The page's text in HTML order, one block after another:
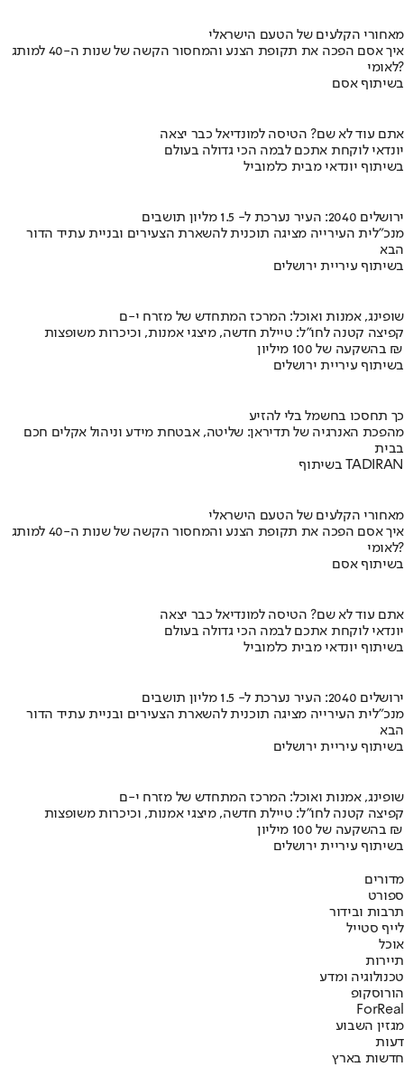
מאחורי הקלעים של הטעם הישראלי
איך אסם הפכה את תקופת הצנע והמחסור הקשה של שנות ה-40 למותג
לאומי?
בשיתוף אסם
אתם עוד לא שם? הטיסה למונדיאל כבר יצאה
יונדאי לוקחת אתכם לבמה הכי גדולה בעולם
בשיתוף יונדאי מבית כלמוביל
ירושלים 2040: העיר נערכת ל- 1.5 מליון תושבים
מנכ"לית העירייה מציגה תוכנית להשארת הצעירים ובניית עתיד הדור
הבא
בשיתוף עיריית ירושלים
שופינג, אמנות ואוכל: המרכז המתחדש של מזרח י-ם
קפיצה קטנה לחו"ל: טיילת חדשה, מיצגי אמנות, וכיכרות משופצות
בהשקעה של 100 מיליון ₪
בשיתוף עיריית ירושלים
כך תחסכו בחשמל בלי להזיע
מהפכת האנרגיה של תדיראן: שליטה, אבטחת מידע וניהול אקלים חכם
בבית
בשיתוף TADIRAN
מאחורי הקלעים של הטעם הישראלי
איך אסם הפכה את תקופת הצנע והמחסור הקשה של שנות ה-40 למותג
לאומי?
בשיתוף אסם
אתם עוד לא שם? הטיסה למונדיאל כבר יצאה
יונדאי לוקחת אתכם לבמה הכי גדולה בעולם
בשיתוף יונדאי מבית כלמוביל
ירושלים 2040: העיר נערכת ל- 1.5 מליון תושבים
מנכ"לית העירייה מציגה תוכנית להשארת הצעירים ובניית עתיד הדור
הבא
בשיתוף עיריית ירושלים
שופינג, אמנות ואוכל: המרכז המתחדש של מזרח י-ם
קפיצה קטנה לחו"ל: טיילת חדשה, מיצגי אמנות, וכיכרות משופצות
בהשקעה של 100 מיליון ₪
בשיתוף עיריית ירושלים
מדורים
ספורט
תרבות ובידור
לייף סטייל
אוכל
תיירות
טכנולוגיה ומדע
הורוסקופ
ForReal
מגזין השבוע
דעות
חדשות בארץ